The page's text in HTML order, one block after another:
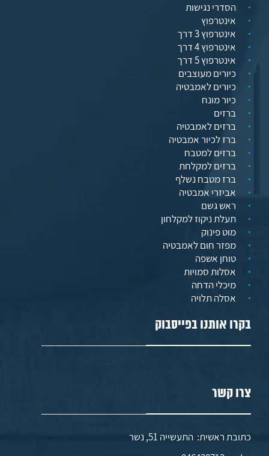
הסדרי נגישות
אינטרפוץ
אינטרפוץ 3 דרך
אינטרפוץ 4 דרך
אינטרפוץ 5 דרך
כיורים מעוצבים
כיורים לאמבטיה
כיור מונח
ברזים
ברזים לאמבטיה
ברז לכיור אמבטיה
ברזים למטבח
ברזים למקלחת
ברז מטבח נשלף
אביזרי אמבטיה
ראש גשם
תעלת ניקוז למקלחון
מוט פינוק
מפזר חום לאמבטיה
טוחן אשפה
אסלות סמויות
מיכלי הדחה
אסלה תלויה
בקרו אותנו בפייסבוק
צרו קשר
כתובת ראשית: התעשייה 51, נשר